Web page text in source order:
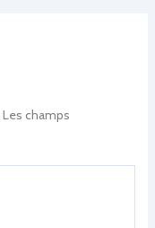
Les champs